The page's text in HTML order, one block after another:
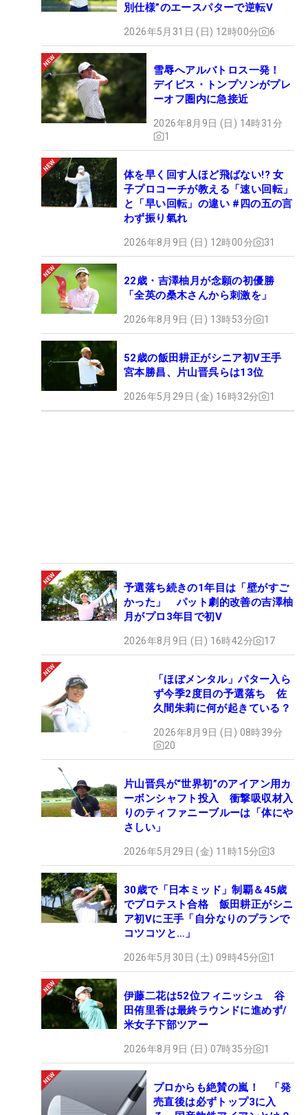
別仕様”のエースパターで逆転V
2026年5月31日 (日) 12時00分 6
雪辱へアルバトロス一発！
デイビス・トンプソンがプレ
ーオフ圏内に急接近
2026年8月9日 (日) 14時31分
1
体を早く回す人ほど飛ばない!? 女
子プロコーチが教える「速い回転」
と「早い回転」の違い #四の五の言
わず振り氣れ
2026年8月9日 (日) 12時00分 31
22歳・吉澤柚月が念願の初優勝
「全英の桑木さんから刺激を」
2026年8月9日 (日) 13時53分 1
52歳の飯田耕正がシニア初V王手
宮本勝昌、片山晋呉らは13位
2026年5月29日 (金) 16時32分 1
予選落ち続きの1年目は「壁がすご
かった」 パット劇的改善の吉澤柚
月がプロ3年目で初V
2026年8月9日 (日) 16時42分 17
「ほぼメンタル」パター入ら
ず今季2度目の予選落ち 佐
久間朱莉に何が起きている？
2026年8月9日 (日) 08時39分
20
片山晋呉が“世界初”のアイアン用カ
ーボンシャフト投入 衝撃吸収材入
りのティファニーブルーは「体にや
さしい」
2026年5月29日 (金) 11時15分 3
30歳で「日本ミッド」制覇＆45歳
でプロテスト合格 飯田耕正がシニ
ア初Vに王手「自分なりのプランで
コツコツと…」
2026年5月30日 (土) 09時45分 1
伊藤二花は52位フィニッシュ 谷
田侑里香は最終ラウンドに進めず/
米女子下部ツアー
2026年8月9日 (日) 07時35分 1
プロからも絶賛の嵐！ 「発
売直後は必ずトップ3に入